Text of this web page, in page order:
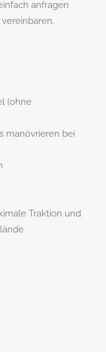
anfragen
(ohne
manövrieren bei
Traktion und